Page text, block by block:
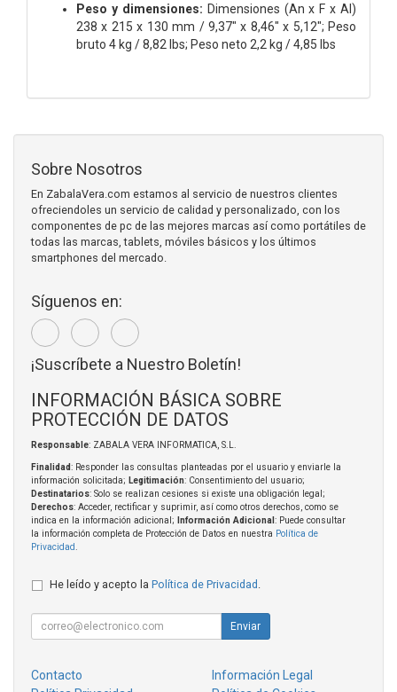
Peso y dimensiones: Dimensiones (An x F x Al)
238 x 215 x 130 mm / 9,37" x 8,46" x 5,12"; Peso
bruto 4 kg / 8,82 lbs; Peso neto 2,2 kg / 4,85 lbs
Sobre Nosotros
En ZabalaVera.com estamos al servicio de nuestros clientes
ofreciendoles un servicio de calidad y personalizado, con los
componentes de pc de las mejores marcas así como portátiles de
todas las marcas, tablets, móviles básicos y los últimos
smartphones del mercado.
Síguenos en:
¡Suscríbete a Nuestro Boletín!
INFORMACIÓN BÁSICA SOBRE
PROTECCIÓN DE DATOS
Responsable: ZABALA VERA INFORMATICA, S.L.
Finalidad: Responder las consultas planteadas por el usuario y enviarle la
información solicitada; Legitimación: Consentimiento del usuario;
Destinatarios: Solo se realizan cesiones si existe una obligación legal;
Derechos: Acceder, rectificar y suprimir, así como otros derechos, como se
indica en la información adicional;
Información Adicional : Puede consultar
la información completa de Protección de Datos en nuestra Política de
Privacidad
He leído y acepto la Política de Privacidad
Enviar
Contacto
Información Legal